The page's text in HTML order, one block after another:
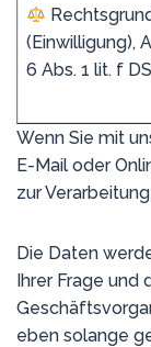
(Einwilligung),
6 Abs. 1 lit. f
Wenn Sie mit
E-Mail oder
zur
Die Daten
Ihrer Frage und
eben solange